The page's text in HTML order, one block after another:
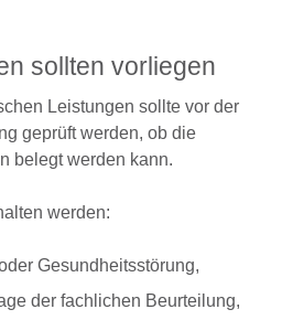
sollten vorliegen
Leistungen sollte vor der
geprüft werden, ob die
belegt werden kann.
werden:
Gesundheitsstörung,
der fachlichen Beurteilung,